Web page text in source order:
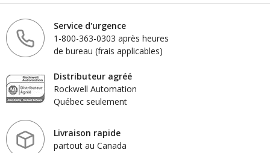
Service d'urgence
1-800-363-0303 après heures
de bureau (frais applicables)
Distributeur agréé
Rockwell Automation
Québec seulement
Livraison rapide
partout au Canada